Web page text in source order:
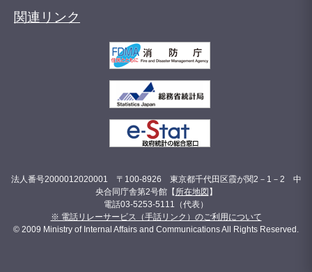
関連リンク
法人番号2000012020001 〒100-8926 東京都千代田区霞が関2－1－2 中
央合同庁舎第2号館【 所在地図 】
電話03-5253-5111（代表）
※ 電話リレーサービス（手話リンク）のご利用について
© 2009 Ministry of Internal Affairs and Communications All Rights Reserved.